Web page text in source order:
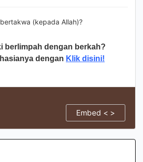
(kepada Allah)?
berlimpah dengan berkah?
dengan Klik disini!
Embed < >